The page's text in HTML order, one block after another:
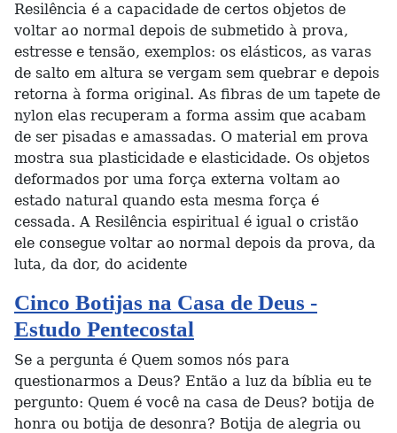
Resilência é a capacidade de certos objetos de
voltar ao normal depois de submetido à prova,
estresse e tensão, exemplos: os elásticos, as varas
de salto em altura se vergam sem quebrar e depois
retorna à forma original. As fibras de um tapete de
nylon elas recuperam a forma assim que acabam
de ser pisadas e amassadas. O material em prova
mostra sua plasticidade e elasticidade. Os objetos
deformados por uma força externa voltam ao
estado natural quando esta mesma força é
cessada. A Resilência espiritual é igual o cristão
ele consegue voltar ao normal depois da prova, da
luta, da dor, do acidente
Cinco Botijas na Casa de Deus -
Estudo Pentecostal
Se a pergunta é Quem somos nós para
questionarmos a Deus? Então a luz da bíblia eu te
pergunto: Quem é você na casa de Deus? botija de
honra ou botija de desonra? Botija de alegria ou